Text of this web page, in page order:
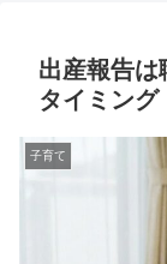
出産報告は
タイミン
子育て